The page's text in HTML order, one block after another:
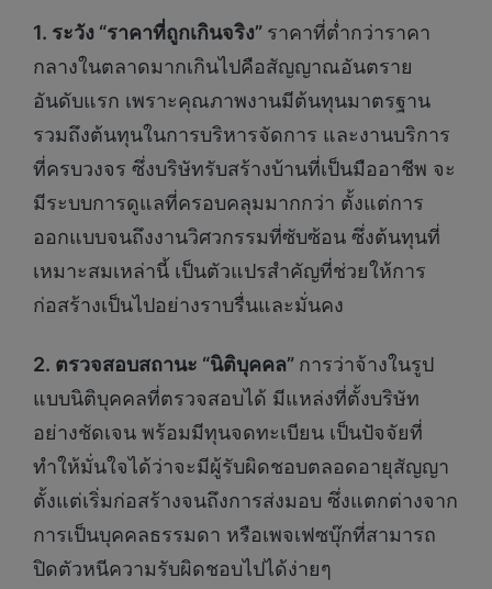
1. ระวัง “ราคาที่ถูกเกินจริง” ราคาที่ต่ำกว่าราคา
กลางในตลาดมากเกินไปคือสัญญาณอันตราย
อันดับแรก เพราะคุณภาพงานมีต้นทุนมาตรฐาน
รวมถึงต้นทุนในการบริหารจัดการ และงานบริการ
ที่ครบวงจร ซึ่งบริษัทรับสร้างบ้านที่เป็นมืออาชีพ จะ
มีระบบการดูแลที่ครอบคลุมมากกว่า ตั้งแต่การ
ออกแบบจนถึงงานวิศวกรรมที่ซับซ้อน ซึ่งต้นทุนที่
เหมาะสมเหล่านี้ เป็นตัวแปรสำคัญที่ช่วยให้การ
ก่อสร้างเป็นไปอย่างราบรื่นและมั่นคง
2. ตรวจสอบสถานะ “นิติบุคคล” การว่าจ้างในรูป
แบบนิติบุคคลที่ตรวจสอบได้ มีแหล่งที่ตั้งบริษัท
อย่างชัดเจน พร้อมมีทุนจดทะเบียน เป็นปัจจัยที่
ทำให้มั่นใจได้ว่าจะมีผู้รับผิดชอบตลอดอายุสัญญา
ตั้งแต่เริ่มก่อสร้างจนถึงการส่งมอบ ซึ่งแตกต่างจาก
การเป็นบุคคลธรรมดา หรือเพจเฟซบุ๊กที่สามารถ
ปิดตัวหนีความรับผิดชอบไปได้ง่ายๆ